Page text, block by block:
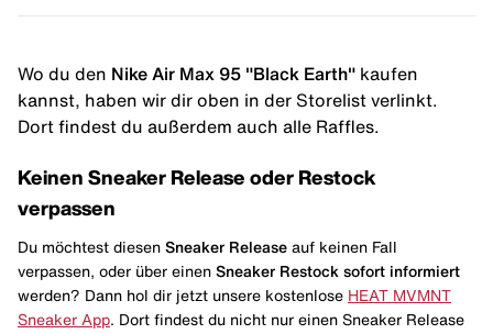
Wo du den Nike Air Max 95 "Black Earth" kaufen
kannst, haben wir dir oben in der Storelist verlinkt.
Dort findest du außerdem auch alle Raffles.
Keinen Sneaker Release oder Restock
verpassen
Du möchtest diesen Sneaker Release auf keinen Fall
verpassen, oder über einen Sneaker Restock sofort informiert
werden? Dann hol dir jetzt unsere kostenlose HEAT MVMNT
Sneaker App . Dort findest du nicht nur einen Sneaker Release